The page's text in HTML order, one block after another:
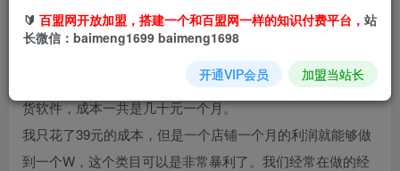
件什么的。大家也都知道这个基本是0成本的生意，但是市面
每一步给你讲得清清楚楚。这个项目除了购买资源、自动发
货软件，成本一共是几十元一个月。
我只花了39元的成本，但是一个店铺一个月的利润就能够做
到一个W，这个类目可以是非常暴利了。我们经常在做的经
🔰 百盟网开放加盟，搭建一个和百盟网一样的知识付费平台， 站
长微信：baimeng1699 baimeng1698
开通VIP会员 加盟当站长